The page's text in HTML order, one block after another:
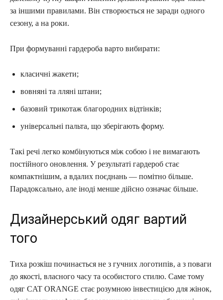
за іншими правилами. Він створюється не заради одного
сезону, а на роки.
При формуванні гардероба варто вибирати:
класичні жакети;
вовняні та лляні штани;
базовий трикотаж благородних відтінків;
універсальні пальта, що зберігають форму.
Такі речі легко комбінуються між собою і не вимагають
постійного оновлення. У результаті гардероб стає
компактнішим, а вдалих поєднань — помітно більше.
Парадоксально, але іноді менше дійсно означає більше.
Дизайнерський одяг вартий
того
Тиха розкіш починається не з гучних логотипів, а з поваги
до якості, власного часу та особистого стилю. Саме тому
одяг CAT ORANGE стає розумною інвестицією для жінок,